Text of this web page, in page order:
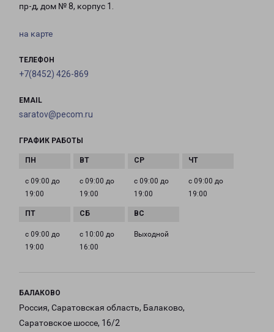
пр-д, дом № 8, корпус 1.
на карте
ТЕЛЕФОН
+7(8452) 426-869
EMAIL
saratov@pecom.ru
ГРАФИК РАБОТЫ
с 09:00 до
19:00
с 09:00 до
19:00
с 09:00 до
19:00
с 09:00 до
19:00
с 09:00 до
19:00
с 10:00 до
16:00
Выходной
БАЛАКОВО
Россия, Саратовская область, Балаково,
Саратовское шоссе, 16/2